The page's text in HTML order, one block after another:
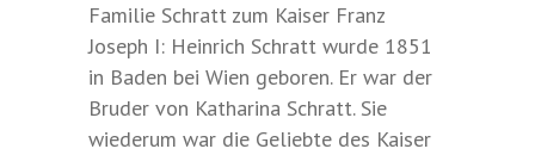
Familie Schratt zum Kaiser Franz
Joseph I: Heinrich Schratt wurde 1851
in Baden bei Wien geboren. Er war der
Bruder von Katharina Schratt. Sie
wiederum war die Geliebte des Kaiser